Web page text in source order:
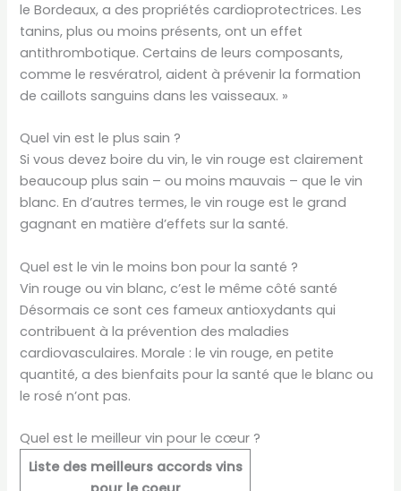
le Bordeaux, a des propriétés cardioprotectrices. Les
tanins, plus ou moins présents, ont un effet
antithrombotique. Certains de leurs composants,
comme le resvératrol, aident à prévenir la formation
de caillots sanguins dans les vaisseaux. »
Quel vin est le plus sain ?
Si vous devez boire du vin, le vin rouge est clairement
beaucoup plus sain – ou moins mauvais – que le vin
blanc. En d’autres termes, le vin rouge est le grand
gagnant en matière d’effets sur la santé.
Quel est le vin le moins bon pour la santé ?
Vin rouge ou vin blanc, c’est le même côté santé
Désormais ce sont ces fameux antioxydants qui
contribuent à la prévention des maladies
cardiovasculaires. Morale : le vin rouge, en petite
quantité, a des bienfaits pour la santé que le blanc ou
le rosé n’ont pas.
Quel est le meilleur vin pour le cœur ?
Liste des meilleurs accords vins